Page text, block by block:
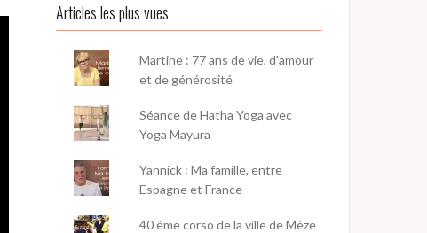
Articles les plus vues
Martine : 77 ans de vie, d'amour
et de générosité
Séance de Hatha Yoga avec
Yoga Mayura
Yannick : Ma famille, entre
Espagne et France
40 ème corso de la ville de Mèze